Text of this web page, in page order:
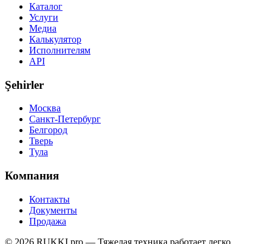
Каталог
Услуги
Медиа
Калькулятор
Исполнителям
API
Şehirler
Москва
Санкт-Петербург
Белгород
Тверь
Тула
Компания
Контакты
Документы
Продажа
© 2026 RUKKI.pro — Тяжелая техника работает легко.